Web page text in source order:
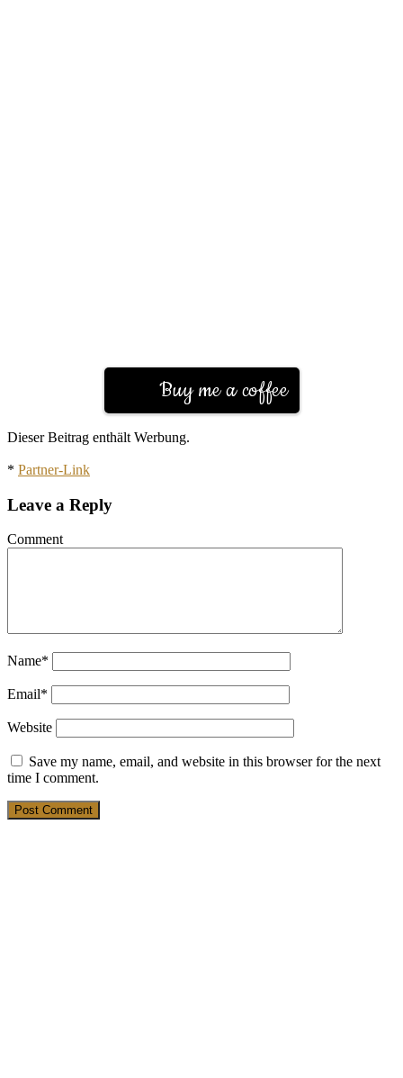
Buy me a coffee
Dieser Beitrag enthält Werbung.
* Partner-Link
Leave a Reply
Comment
Name*
Email*
Website
Save my name, email, and website in this browser for the next
time I comment.